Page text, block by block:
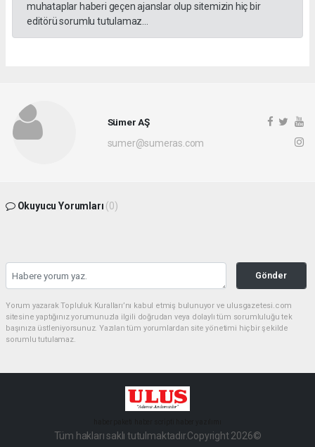
muhataplar haberi geçen ajanslar olup sitemizin hiç bir
editörü sorumlu tutulamaz...
Sümer AŞ
sumer@sumeras.com
Okuyucu Yorumları (0)
Gönder
Yorum yazarak Topluluk Kuralları’nı kabul etmiş bulunuyor ve ulusgazetesi.com
sitesine yaptığınız yorumunuzla ilgili doğrudan veya dolaylı tüm sorumluluğu tek
başınıza üstleniyorsunuz. Yazılan tüm yorumlardan site yönetimi hiçbir şekilde
sorumlu tutulamaz.
Tüm hakları saklı tutulmaktadır.Copyright 2026©